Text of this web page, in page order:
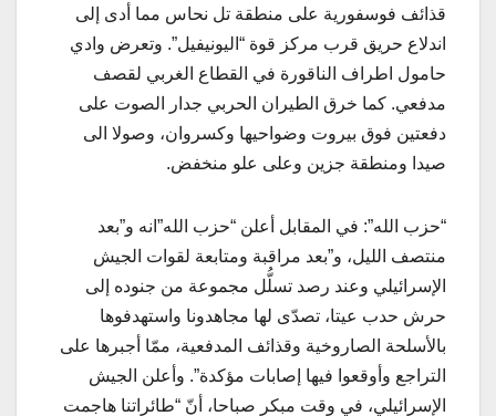
قذائف فوسفورية على منطقة تل نحاس مما أدى إلى
اندلاع حريق قرب مركز قوة “اليونيفيل”. وتعرض وادي
حامول اطراف الناقورة في القطاع الغربي لقصف
مدفعي. كما خرق الطيران الحربي جدار الصوت على
دفعتين فوق بيروت وضواحيها وكسروان، وصولا الى
صيدا ومنطقة جزين وعلى علو منخفض.
“حزب الله”: في المقابل أعلن “حزب الله”انه و”بعد
منتصف الليل، و”بعد مراقبة ‏ومتابعة لقوات الجيش
الإسرائيلي وعند رصد تسلُّل مجموعة من جنوده إلى
حرش حدب عيتا، تصدّى ‏لها مجاهدونا واستهدفوها
بالأسلحة الصاروخية وقذائف ‏المدفعية، ممّا أجبرها على
التراجع وأوقعوا فيها إصابات مؤكدة”. وأعلن الجيش
الإسرائيلي، في وقت مبكر صباحا، أنّ “طائراتنا هاجمت